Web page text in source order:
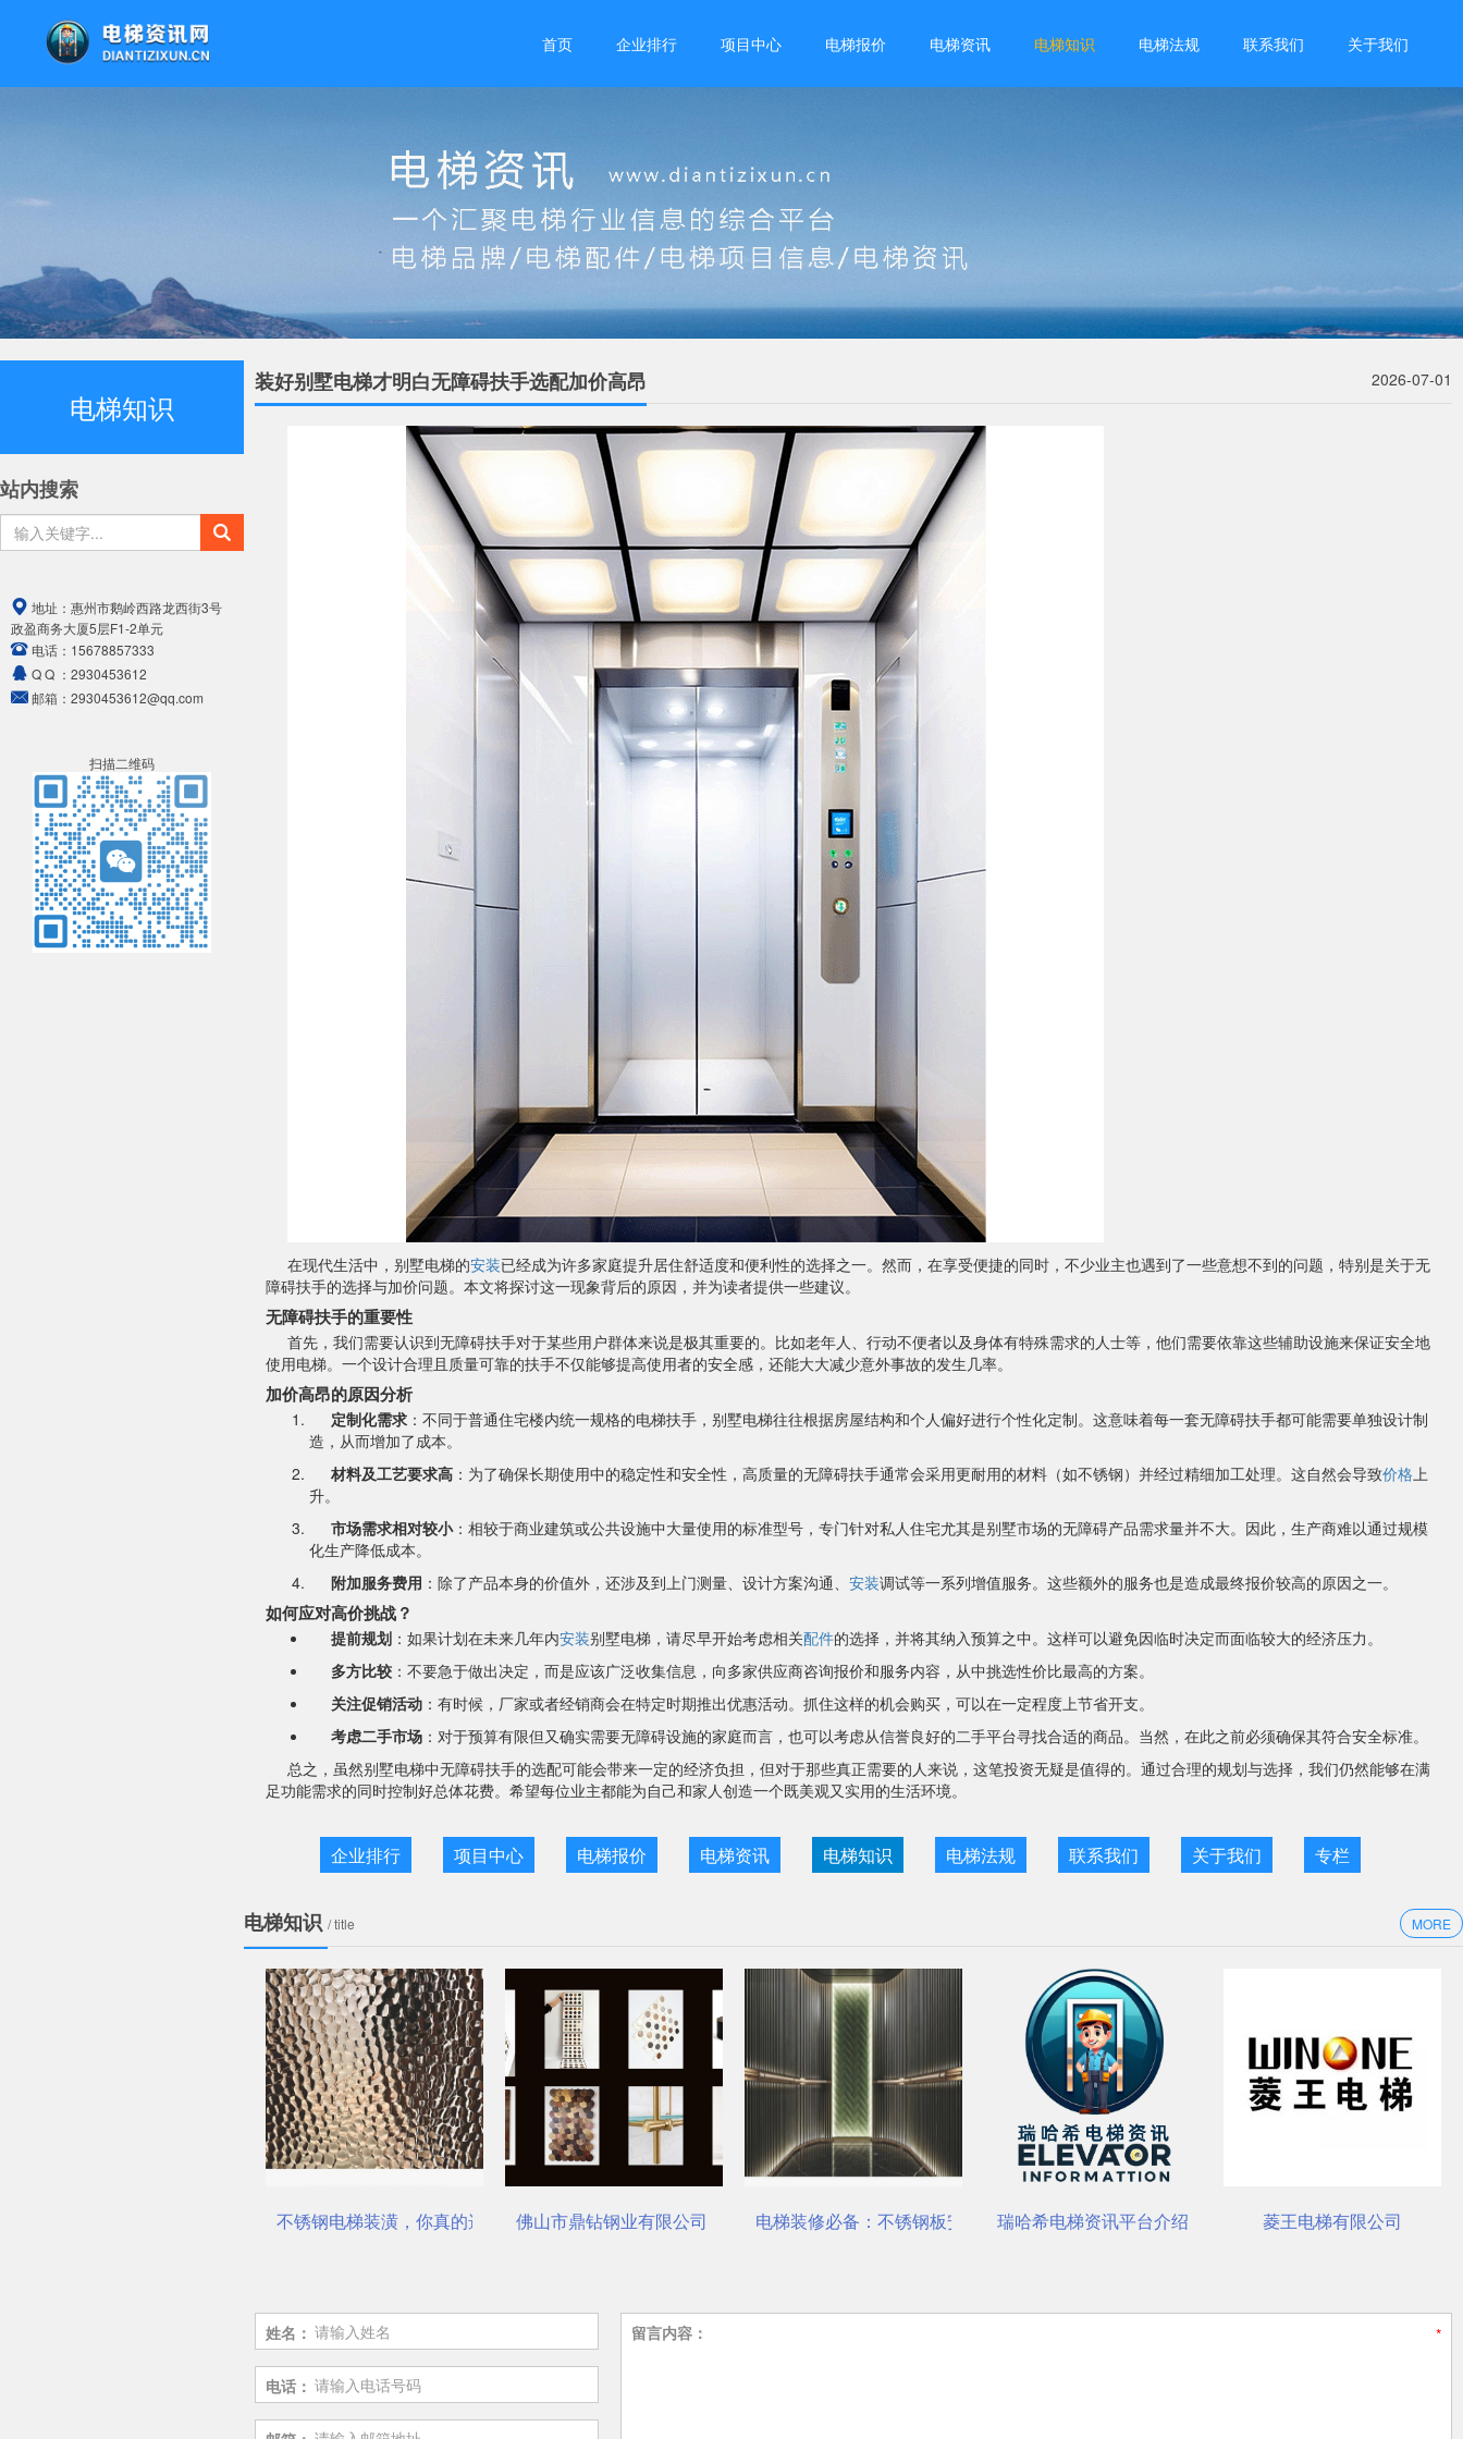
首页 企业排行 项目中心 电梯报价 电梯资讯 电梯知识 电梯法规 联系我们 关于我们
电梯知识
站内搜索
地址： 惠州市鹅岭西路龙西街3号
政盈商务大厦5层F1-2单元
电话： 15678857333
Q Q ： 2930453612
邮箱： 2930453612@qq.com
扫描二维码
装好别墅电梯才明白无障碍扶手选配加价高昂 2026-07-01
在现代生活中，别墅电梯的安装已经成为许多家庭提升居住舒适度和便利性的选择之一。然而，在享受便捷的同时，不少业主也遇到了一些意想不到的问题，特别是关于无
障碍扶手的选择与加价问题。本文将探讨这一现象背后的原因，并为读者提供一些建议。
无障碍扶手的重要性
首先，我们需要认识到无障碍扶手对于某些用户群体来说是极其重要的。比如老年人、行动不便者以及身体有特殊需求的人士等，他们需要依靠这些辅助设施来保证安全地
使用电梯。一个设计合理且质量可靠的扶手不仅能够提高使用者的安全感，还能大大减少意外事故的发生几率。
加价高昂的原因分析
定制化需求 ：不同于普通住宅楼内统一规格的电梯扶手，别墅电梯往往根据房屋结构和个人偏好进行个性化定制。这意味着每一套无障碍扶手都可能需要单独设计制
造，从而增加了成本。
材料及工艺要求高 ：为了确保长期使用中的稳定性和安全性，高质量的无障碍扶手通常会采用更耐用的材料（如不锈钢）并经过精细加工处理。这自然会导致价格上
升。
市场需求相对较小：相较于商业建筑或公共设施中大量使用的标准型号，专门针对私人住宅尤其是别墅市场的无障碍产品需求量并不大。因此，生产商难以通过规模
化生产降低成本。
附加服务费用 ：除了产品本身的价值外，还涉及到上门测量、设计方案沟通、 安装调试等一系列增值服务。这些额外的服务也是造成最终报价较高的原因之一。
如何应对高价挑战？
提前规划 ：如果计划在未来几年内安装别墅电梯，请尽早开始考虑相关配件的选择，并将其纳入预算之中。这样可以避免因临时决定而面临较大的经济压力。
多方比较 ：不要急于做出决定，而是应该广泛收集信息，向多家供应商咨询报价和服务内容，从中挑选性价比最高的方案。
关注促销活动 ：有时候，厂家或者经销商会在特定时期推出优惠活动。抓住这样的机会购买，可以在一定程度上节省开支。
考虑二手市场 ：对于预算有限但又确实需要无障碍设施的家庭而言，也可以考虑从信誉良好的二手平台寻找合适的商品。当然，在此之前必须确保其符合安全标准。
总之，虽然别墅电梯中无障碍扶手的选配可能会带来一定的经济负担，但对于那些真正需要的人来说，这笔投资无疑是值得的。通过合理的规划与选择，我们仍然能够在满
足功能需求的同时控制好总体花费。希望每位业主都能为自己和家人创造一个既美观又实用的生活环境。
企业排行 项目中心 电梯报价 电梯资讯 电梯知识 电梯法规 联系我们 关于我们 专栏
电梯知识 / title MORE
不锈钢电梯装潢，你真的选对了吗？佛山市鼎钻钢业有限公司，一站式选材中心 | 电梯装饰
电梯装修必备：不锈钢板安装与养护要点瑞哈希电梯资讯平台介绍 菱王电梯有限公司 杭州西奥电梯有限
姓名：
电话：
留言内容：